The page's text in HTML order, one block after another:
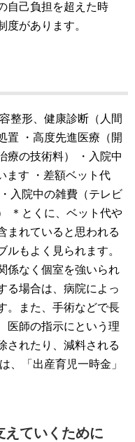
自己負担を超えた時
度があります。
整形、健康診断（人間
置 ・高度先進医療（開
療の技術料）
・入院中
ます ・差額ベット代
・入院中の雑費（テレビ
＊とくに、ベット代や
まれていると思われる
もよく見られます。
係なく個室を強いられ
る場合は、病院によっ
。また、手術などで長
医師の指示にという理
されたり、減料される
、「出産育児一時金」
えていくために